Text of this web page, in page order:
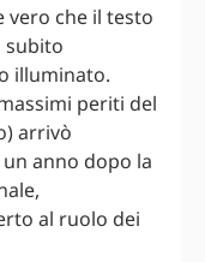
vero che il testo
subito
illuminato.
periti del
arrivò
anno dopo la
al ruolo dei